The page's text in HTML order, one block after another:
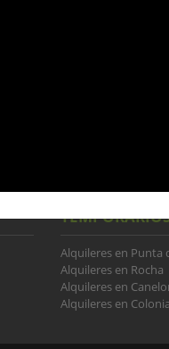
para
que se ajuste a
Alquileres en Punta
Alquileres en Rocha
Alquileres en
Alquileres en Colonia